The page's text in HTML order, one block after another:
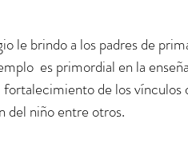
le brindo a los padres de
es primordial en la
fortalecimiento de los
del niño entre otros.